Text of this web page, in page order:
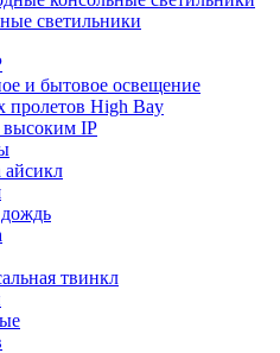
светильники
и бытовое освещение
пролетов High Bay
IP
айсикл
твинкл